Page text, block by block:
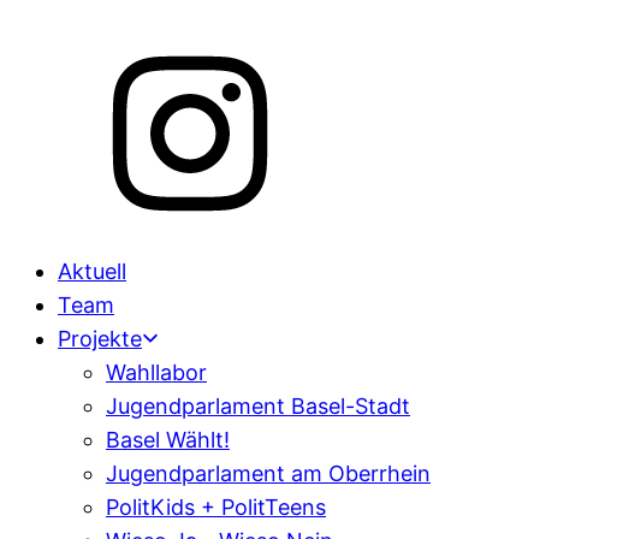
Aktuell
Team
Projekte
Wahllabor
Jugendparlament Basel-Stadt
Basel Wählt!
Jugendparlament am Oberrhein
PolitKids + PolitTeens